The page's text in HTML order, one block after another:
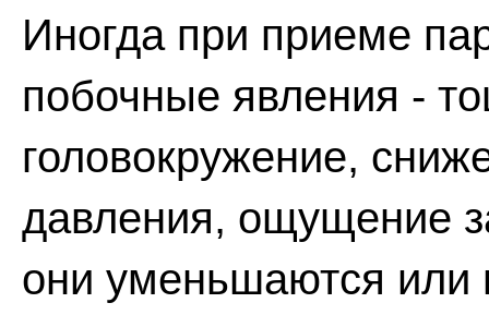
Иногда при приеме
побочные явления -
головокружение,
давления, ощущение
они уменьшаются или